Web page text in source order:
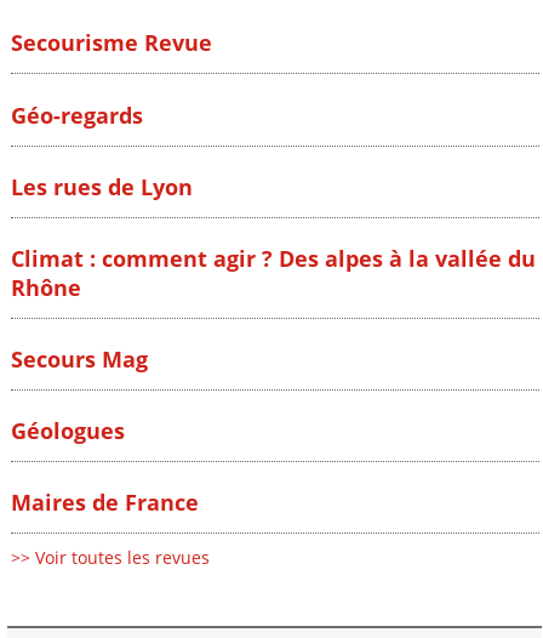
Secourisme Revue
Géo-regards
Les rues de Lyon
Climat : comment agir ? Des alpes à la vallée du
Rhône
Secours Mag
Géologues
Maires de France
>> Voir toutes les revues